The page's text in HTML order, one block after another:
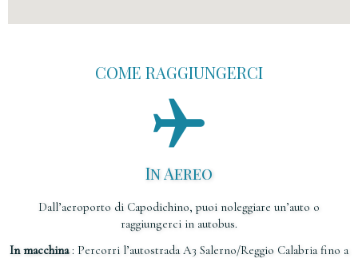
COME RAGGIUNGERCI
In Aereo
Dall’aeroporto di Capodichino, puoi noleggiare un’auto o
raggiungerci in autobus.
In macchina: Percorri l’autostrada A3 Salerno/Reggio Calabria fino a